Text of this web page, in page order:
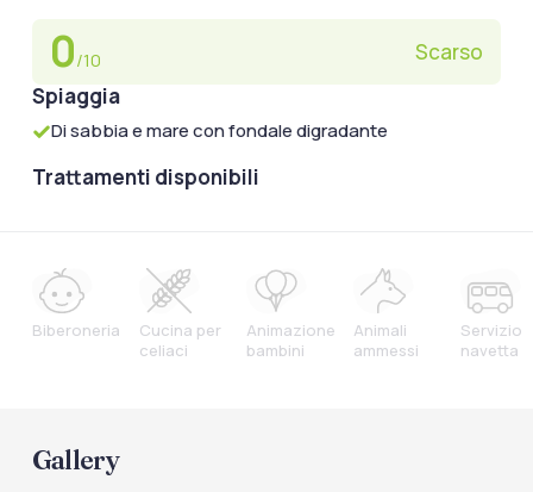
0/10
Scarso
Spiaggia
Di sabbia e mare con fondale digradante
Trattamenti disponibili
Biberoneria
Cucina per
celiaci
Animazione
bambini
Animali
ammessi
Servizio
navetta
Gallery